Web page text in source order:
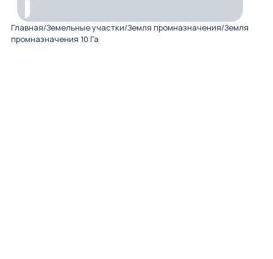
Главная/Земельные участки/Земля промназначения/Земля
промназначения 10 Га